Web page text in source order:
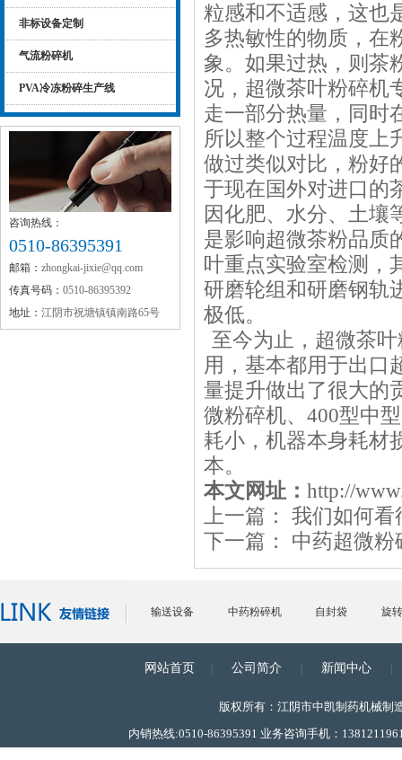
非标设备定制
气流粉碎机
PVA冷冻粉碎生产线
咨询热线：
0510-86395391
邮箱： zhongkai-jixie@qq.com
传真号码： 0510-86395392
地址： 江阴市祝塘镇镇南路65号
粒感和不适感，这也
多热敏性的物质，在
象。如果过热，则茶
况，超微茶叶粉碎机
走一部分热量，同时
所以整个过程温度上
做过类似对比，粉好
于现在国外对进口的
因化肥、水分、土壤
是影响超微茶粉品质
叶重点实验室检测，
研磨轮组和研磨钢轨
极低。
至今为止，超微茶
用，基本都用于出口
量提升做出了很大的
微粉碎机、400型中
耗小，机器本身耗材
本。
本文网址： http://
上一篇： 我们如何看
下一篇： 中药超微粉
输送设备 中药粉碎机 自封袋 旋
离心机 超微粉碎机 粉碎机 吹塑机
网站首页 公司简介 新闻中心
版权所有：江阴市中凯制药机械制
内销热线:0510-86395391 业务咨询手机：